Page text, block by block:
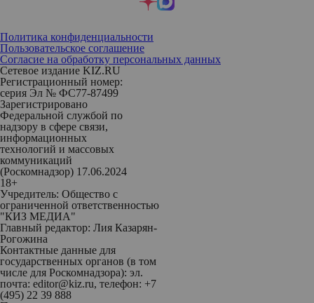
Политика конфиденциальности
Пользовательское соглашение
Согласие на обработку персональных данных
Сетевое издание KIZ.RU
Регистрационный номер:
серия Эл № ФС77-87499
Зарегистрировано
Федеральной службой по
надзору в сфере связи,
информационных
технологий и массовых
коммуникаций
(Роскомнадзор) 17.06.2024
18+
Учредитель: Общество с
ограниченной ответственностью
"КИЗ МЕДИА"
Главный редактор: Лия Казарян-
Рогожина
Контактные данные для
государственных органов (в том
числе для Роскомнадзора): эл.
почта: editor@kiz.ru, телефон: +7
(495) 22 39 888